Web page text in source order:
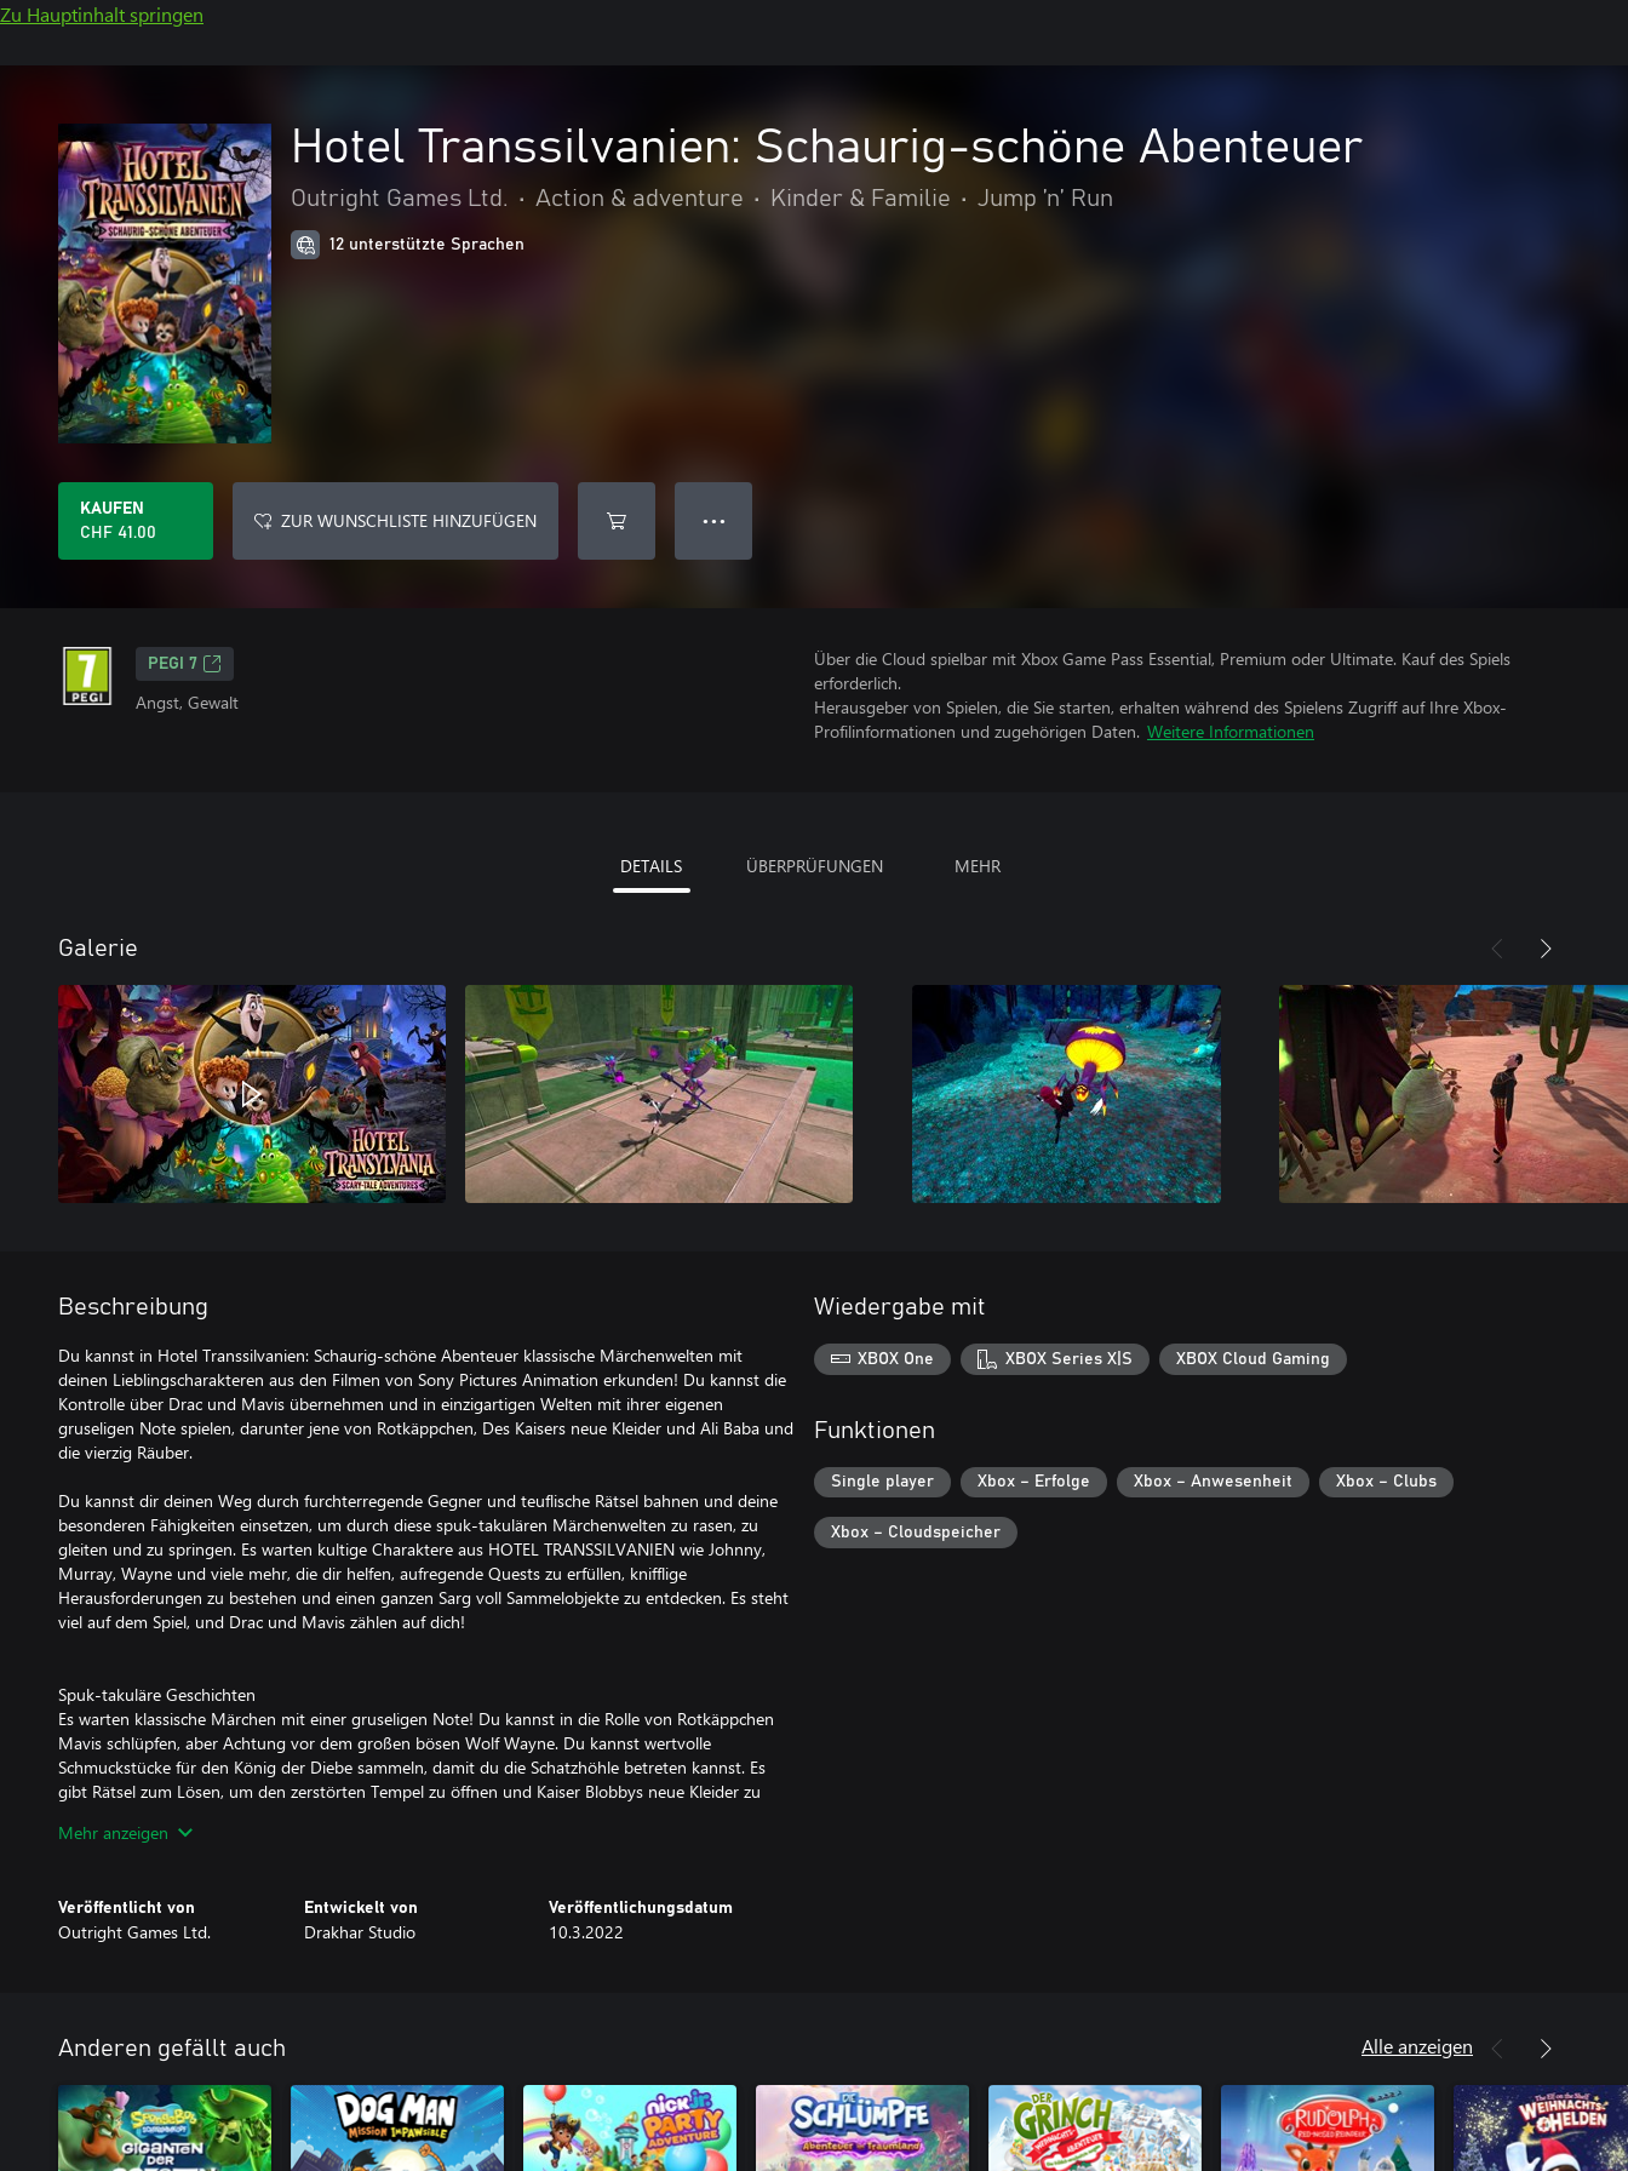
Zu Hauptinhalt springen
Hotel Transsilvanien: Schaurig-schöne Abenteuer
Outright Games Ltd. • Action & adventure • Kinder & Familie • Jump ’n’ Run
12 unterstützte Sprachen
KAUFEN
CHF 41.00
ZUR WUNSCHLISTE HINZUFÜGEN ● ● ●
PEGI 7
Angst, Gewalt
Über die Cloud spielbar mit Xbox Game Pass Essential, Premium oder Ultimate. Kauf des Spiels
erforderlich.
Herausgeber von Spielen, die Sie starten, erhalten während des Spielens Zugriff auf Ihre Xbox-
Profilinformationen und zugehörigen Daten. Weitere Informationen
DETAILS ÜBERPRÜFUNGEN MEHR
Galerie
Beschreibung
Du kannst in Hotel Transsilvanien: Schaurig-schöne Abenteuer klassische Märchenwelten mit
deinen Lieblingscharakteren aus den Filmen von Sony Pictures Animation erkunden! Du kannst die
Kontrolle über Drac und Mavis übernehmen und in einzigartigen Welten mit ihrer eigenen
gruseligen Note spielen, darunter jene von Rotkäppchen, Des Kaisers neue Kleider und Ali Baba und
die vierzig Räuber.
Du kannst dir deinen Weg durch furchterregende Gegner und teuflische Rätsel bahnen und deine
besonderen Fähigkeiten einsetzen, um durch diese spuk-takulären Märchenwelten zu rasen, zu
gleiten und zu springen. Es warten kultige Charaktere aus HOTEL TRANSSILVANIEN wie Johnny,
Murray, Wayne und viele mehr, die dir helfen, aufregende Quests zu erfüllen, knifflige
Herausforderungen zu bestehen und einen ganzen Sarg voll Sammelobjekte zu entdecken. Es steht
viel auf dem Spiel, und Drac und Mavis zählen auf dich!
Spuk-takuläre Geschichten
Es warten klassische Märchen mit einer gruseligen Note! Du kannst in die Rolle von Rotkäppchen
Mavis schlüpfen, aber Achtung vor dem großen bösen Wolf Wayne. Du kannst wertvolle
Schmuckstücke für den König der Diebe sammeln, damit du die Schatzhöhle betreten kannst. Es
gibt Rätsel zum Lösen, um den zerstörten Tempel zu öffnen und Kaiser Blobbys neue Kleider zu
Unsichtbaren, zu meistern – Moment, das ist eine der Herausforderungen! Du kannst versteckte
Sammelgegenstände, verfluchte Medaillons und jede Menge Münzen finden, die du im Laden
Kräfte zum Meistern
Du kannst mächtige neue Vampirfähigkeiten erlangen, mit denen du die Kreaturen in jedem Kapitel
besiegen kannst, und kannst den bösen Bossen zeigen, wer das Sagen hat! Du kannst Drac und
Mavis mit Superkraft, Betäubungsfähigkeiten, Supersprüngen und mehr stärken.
Mehr anzeigen
Veröffentlicht von
Outright Games Ltd.
Entwickelt von
Drakhar Studio
Veröffentlichungsdatum
10.3.2022
Wiedergabe mit
XBOX One XBOX Series X|S XBOX Cloud Gaming
Funktionen
Single player Xbox – Erfolge Xbox – Anwesenheit Xbox – Clubs
Xbox – Cloudspeicher
Anderen gefällt auch Alle anzeigen